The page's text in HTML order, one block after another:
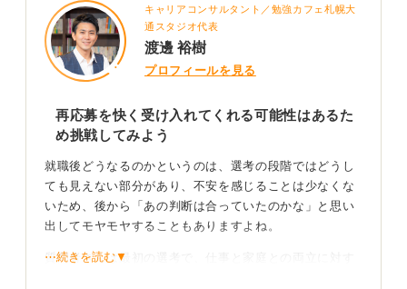
キャリアコンサルタント／勉強カフェ札幌大
通スタジオ代表
渡邊 裕樹
プロフィールを見る
再応募を快く受け入れてくれる可能性はあるた
め挑戦してみよう
就職後どうなるのかというのは、選考の段階ではどうし
ても見えない部分があり、不安を感じることは少なくな
いため、後から「あの判断は合っていたのかな」と思い
出してモヤモヤすることもありますよね。
質問者さんは最初の選考で、仕事と家庭との両立に対す
⋯続きを読む▼